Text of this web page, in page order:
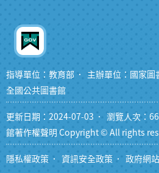
指導單位：教育部 主辦單位：國家圖
全國公共圖書館
更新日期：2024-07-03 瀏覽人次：
館著作權聲明 Copyright © All rights
隱私權政策 資訊安全政策 政府網